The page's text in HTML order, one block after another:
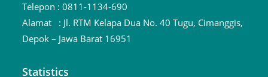
Telepon :0811-1134-690
Alamat : Jl. RTM Kelapa Dua No. 40 Tugu, Cimanggis,
Depok – Jawa Barat 16951
Statistics